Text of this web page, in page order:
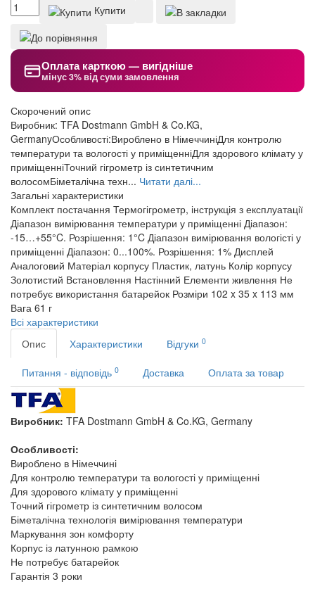
Купити
Оплата карткою — вигідніше
мінус 3% від суми замовлення
Скорочений опис
Виробник: TFA Dostmann GmbH & Co.KG,
GermanyОсобливості:Вироблено в НімеччиніДля контролю
температури та вологості у приміщенніДля здорового клімату у
приміщенніТочний гігрометр із синтетичним
волосомБіметалічна техн... Читати далі...
Загальні характеристики
Комплект постачання Термогігрометр, інструкція з експлуатації
Діапазон вимірювання температури у приміщенні Діапазон:
-15…+55°C. Розрішення: 1°C Діапазон вимірювання вологісті у
приміщенні Діапазон: 0...100%. Розрішення: 1% Дисплей
Аналоговий Матеріал корпусу Пластик, латунь Колір корпусу
Золотистий Встановлення Настінний Елементи живлення Не
потребує використання батарейок Розміри 102 x 35 x 113 мм
Вага 61 г
Всі характеристики
Опис
Характеристики Відгуки 0
Питання - відповідь 0 Доставка Оплата за товар
Виробник: TFA Dostmann GmbH & Co.KG, Germany
Особливості:
Вироблено в Німеччині
Для контролю температури та вологості у приміщенні
Для здорового клімату у приміщенні
Точний гігрометр із синтетичним волосом
Біметалічна технологія вимірювання температури
Маркування зон комфорту
Корпус із латунною рамкою
Не потребує батарейок
Гарантія 3 роки